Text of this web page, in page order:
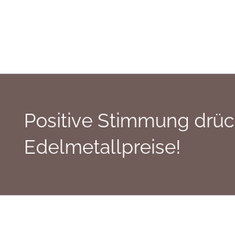
Positive Stimmung
Edelmetallpreise!